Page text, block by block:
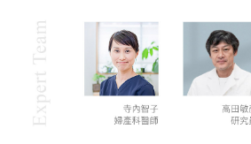
每筆NT$135，滿NT$2,700(含以上)免運費
新竹貨運貨到付款**請標註社區名稱**務必
每筆NT$120，滿NT$2,400(含以上)免運費